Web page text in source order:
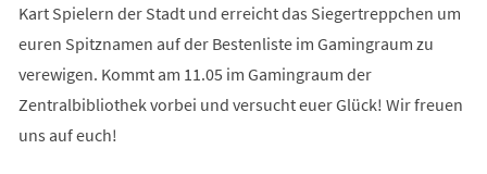
Kart Spielern der Stadt und erreicht das Siegertreppchen um
euren Spitznamen auf der Bestenliste im Gamingraum zu
verewigen. Kommt am 11.05 im Gamingraum der
Zentralbibliothek vorbei und versucht euer Glück! Wir freuen
uns auf euch!